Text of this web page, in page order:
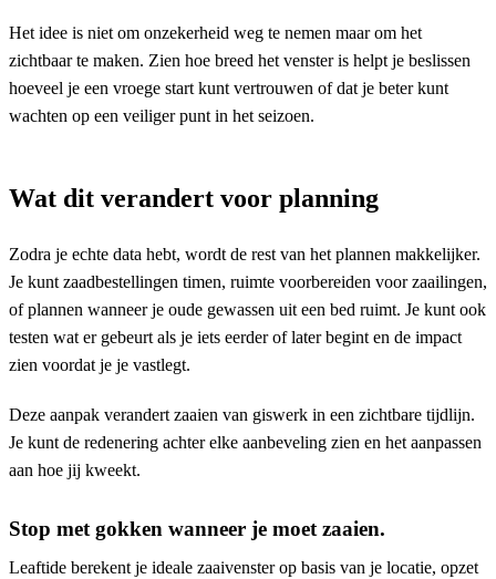
Het idee is niet om onzekerheid weg te nemen maar om het
zichtbaar te maken. Zien hoe breed het venster is helpt je beslissen
hoeveel je een vroege start kunt vertrouwen of dat je beter kunt
wachten op een veiliger punt in het seizoen.
Wat dit verandert voor planning
Zodra je echte data hebt, wordt de rest van het plannen makkelijker.
Je kunt zaadbestellingen timen, ruimte voorbereiden voor zaailingen,
of plannen wanneer je oude gewassen uit een bed ruimt. Je kunt ook
testen wat er gebeurt als je iets eerder of later begint en de impact
zien voordat je je vastlegt.
Deze aanpak verandert zaaien van giswerk in een zichtbare tijdlijn.
Je kunt de redenering achter elke aanbeveling zien en het aanpassen
aan hoe jij kweekt.
Stop met gokken wanneer je moet zaaien.
Leaftide berekent je ideale zaaivenster op basis van je locatie, opzet